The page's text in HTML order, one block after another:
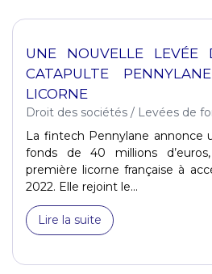
UNE NOUVELLE LEVÉE
CATAPULTE
LICORNE
Droit des sociétés / Levées de
La fintech Pennylane annonce
fonds de 40 millions
première licorne française à
2022. Elle rejoint le...
Lire la suite